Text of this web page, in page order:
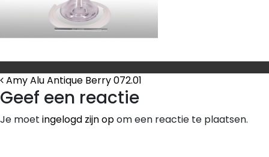
Bericht Navigatie
Amy Alu Antique Berry 072.01
Geef een reactie
Je moet ingelogd zijn opom een reactie te plaatsen.